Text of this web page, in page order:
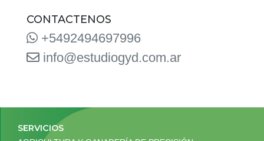
CONTACTENOS
+5492494697996
info@estudiogyd.com.ar
SERVICIOS